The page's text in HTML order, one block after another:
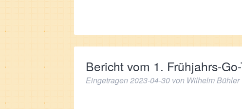
Bericht vom 1. Frühjahrs-
Eingetragen2023-04-30 von Wilhelm Bühler